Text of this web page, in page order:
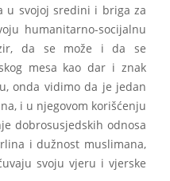
u svojoj sredini i briga za
humanitarno-socijalnu
da se može i da se
mesa kao dar i znak
onda vidimo da je jedan
i u njegovom korišćenju
dobrosusjedskih odnosa
i dužnost muslimana,
svoju vjeru i vjerske